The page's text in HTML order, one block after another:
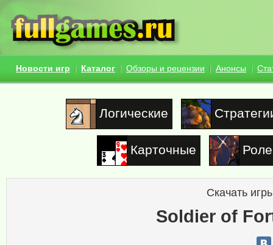
Новости игр Каталог Обзоры и рецензии Анонсы
Логические
Карточные
Скачать
Soldier of